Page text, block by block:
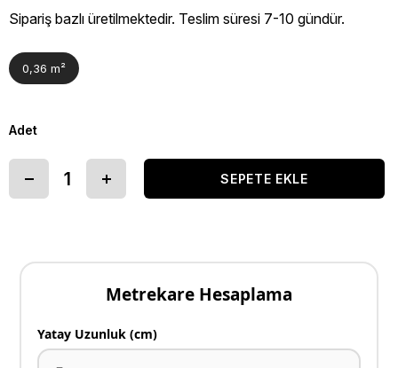
Sipariş bazlı üretilmektedir. Teslim süresi 7-10 gündür.
0,36 m²
Adet
Metrekare Hesaplama
Yatay Uzunluk (cm)